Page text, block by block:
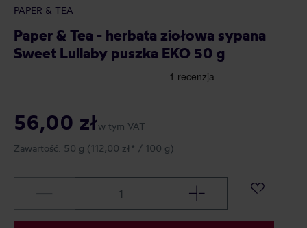
PAPER & TEA
Paper & Tea - herbata ziołowa sypana
Sweet Lullaby puszka EKO 50 g
56,00 złw tym VAT
Zawartość: 50 g (112,00 zł* / 100 g)